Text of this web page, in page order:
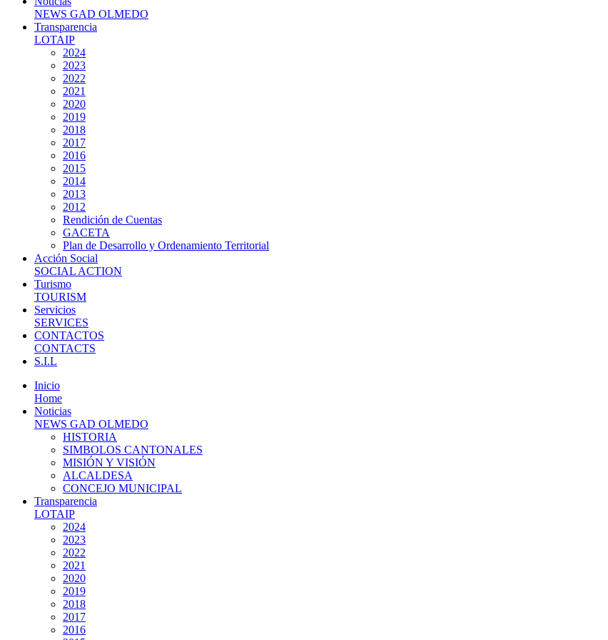
NEWS GAD OLMEDO
Transparencia
LOTAIP
2024
2023
2022
2021
2020
2019
2018
2017
2016
2015
2014
2013
2012
Rendición de Cuentas
GACETA
Plan de Desarrollo y Ordenamiento Territorial
Acción Social
SOCIAL ACTION
Turismo
TOURISM
Servicios
SERVICES
CONTACTOS
CONTACTS
S.I.L
Inicio
Home
Noticias
NEWS GAD OLMEDO
HISTORIA
SIMBOLOS CANTONALES
MISIÓN Y VISIÓN
ALCALDESA
CONCEJO MUNICIPAL
Transparencia
LOTAIP
2024
2023
2022
2021
2020
2019
2018
2017
2016